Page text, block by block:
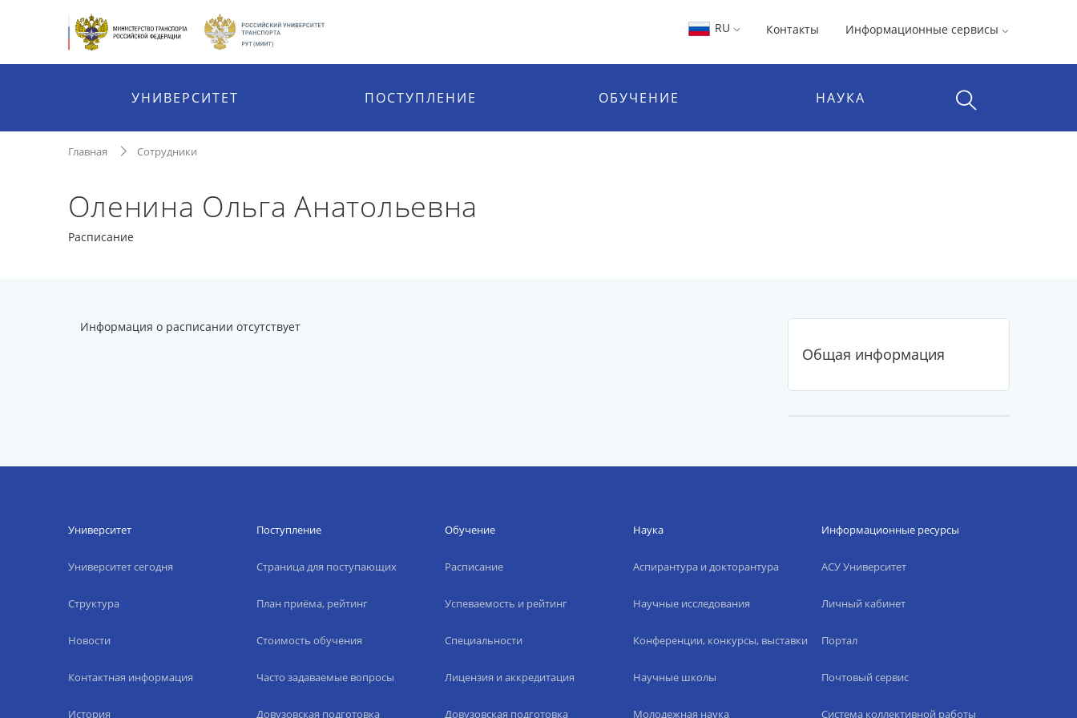
RU Контакты Информационные сервисы
УНИВЕРСИТЕТ ПОСТУПЛЕНИЕ ОБУЧЕНИЕ НАУКА
Главная Сотрудники
Оленина Ольга Анатольевна
Расписание
Информация о расписании отсутствует
Общая информация
Университет
Университет сегодня
Структура
Новости
Контактная информация
История
Поступление
Страница для поступающих
План приёма, рейтинг
Стоимость обучения
Часто задаваемые вопросы
Довузовская подготовка
Обучение
Расписание
Успеваемость и рейтинг
Специальности
Лицензия и аккредитация
Довузовская подготовка
Наука
Аспирантура и докторантура
Научные исследования
Конференции, конкурсы, выставки
Научные школы
Молодежная наука
Информационные ресурсы
АСУ Университет
Личный кабинет
Портал
Почтовый сервис
Система коллективной работы